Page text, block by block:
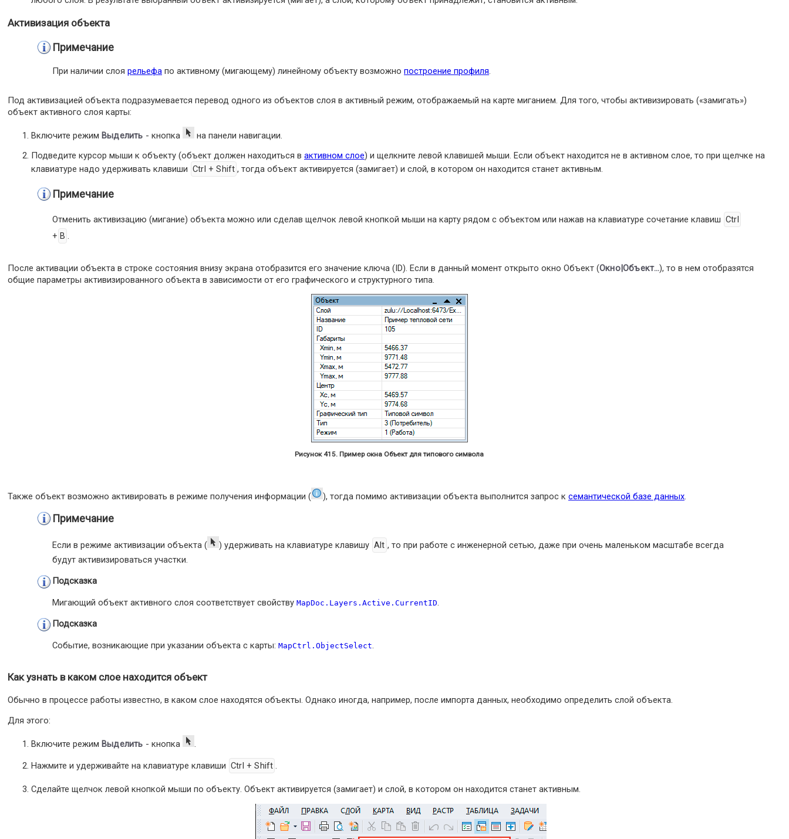
Активизация объекта
Примечание
При наличии слоя рельефа по активному (мигающему) линейному объекту возможно построение профиля.
Под активизацией объекта подразумевается перевод одного из объектов слоя в активный режим, отображаемый на карте миганием. Для того, чтобы активизировать («замигать»)
объект активного слоя карты:
Включите режим Выделить - кнопка
на панели навигации.
Подведите курсор мыши к объекту (объект должен находиться в активном слое) и щелкните левой клавишей мыши. Если объект находится не в активном слое, то при щелчке на
клавиатуре надо удерживать клавиши Ctrl + Shift , тогда объект активируется (замигает) и слой, в котором он находится станет активным.
Примечание
Отменить активизацию (мигание) объекта можно или сделав щелчок левой кнопкой мыши на карту рядом с объектом или нажав на клавиатуре сочетание клавиш Ctrl
+ B .
После активации объекта в строке состояния внизу экрана отобразится его значение ключа (ID). Если в данный момент открыто окно Объект (Окно|Объект…), то в нем отобразятся
общие параметры активизированного объекта в зависимости от его графического и структурного типа.
Рисунок 415. Пример окна Объект для типового символа
Также объект возможно активировать в режиме получения информации ( ), тогда помимо активизации объекта выполнится запрос к семантической базе данных.
Примечание
Если в режиме активизации объекта ( ) удерживать на клавиатуре клавишу Alt , то при работе с инженерной сетью, даже при очень маленьком масштабе всегда
будут активизироваться участки.
Подсказка
Мигающий объект активного слоя соответствует свойству MapDoc.Layers.Active.CurrentID.
Подсказка
Событие, возникающие при указании объекта с карты: MapCtrl.ObjectSelect.
Как узнать в каком слое находится объект
Обычно в процессе работы известно, в каком слое находятся объекты. Однако иногда, например, после импорта данных, необходимо определить слой объекта.
Для этого:
Включите режим Выделить - кнопка .
Нажмите и удерживайте на клавиатуре клавиши Ctrl + Shift .
Сделайте щелчок левой кнопкой мыши по объекту. Объект активируется (замигает) и слой, в котором он находится станет активным.